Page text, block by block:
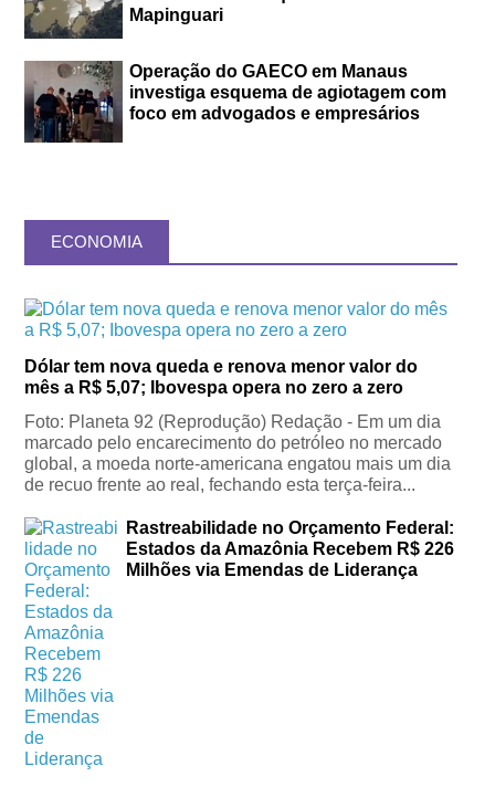
Mapinguari
Operação do GAECO em Manaus
investiga esquema de agiotagem com
foco em advogados e empresários
ECONOMIA
Dólar tem nova queda e renova menor valor do
mês a R$ 5,07; Ibovespa opera no zero a zero
Foto: Planeta 92 (Reprodução) Redação - Em um dia
marcado pelo encarecimento do petróleo no mercado
global, a moeda norte-americana engatou mais um dia
de recuo frente ao real, fechando esta terça-feira...
Rastreabilidade no Orçamento Federal:
Estados da Amazônia Recebem R$ 226
Milhões via Emendas de Liderança